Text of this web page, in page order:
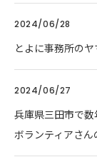
2024/06/28
とよに事務所の
2024/06/27
兵庫県三田市で
ボランティアさん